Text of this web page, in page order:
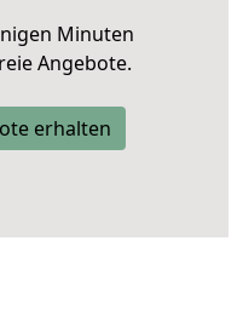
Minuten
Angebote.
erhalten